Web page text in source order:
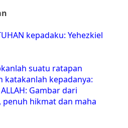
kepadaku: Yehezkiel
suatu ratapan
katakanlah kepadanya:
Gambar dari
hikmat dan maha